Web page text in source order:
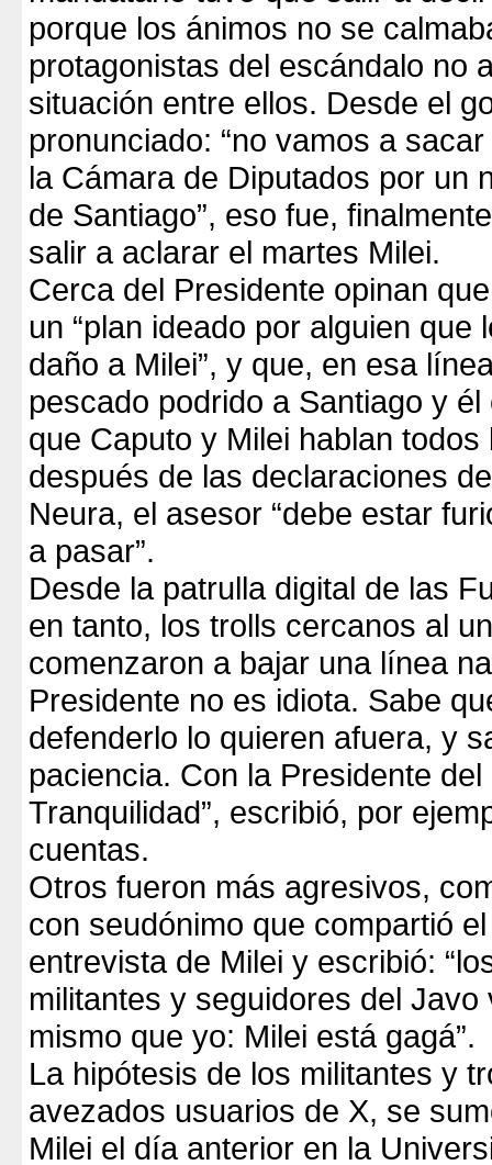
porque los ánimos no se
protagonistas del escándalo no
situación entre ellos. Desde el
pronunciado: “no vamos a
la Cámara de Diputados por un
de Santiago”, eso fue,
salir a aclarar el martes Milei.
Cerca del Presidente opinan
un “plan ideado por alguien que
daño a Milei”, y que, en esa
pescado podrido a Santiago y él
que Caputo y Milei hablan
después de las declaraciones
Neura, el asesor “debe estar
a pasar”.
Desde la patrulla digital de las
en tanto, los trolls cercanos al
comenzaron a bajar una línea
Presidente no es idiota. Sabe
defenderlo lo quieren afuera, y
paciencia. Con la Presidente
Tranquilidad”, escribió, por
cuentas.
Otros fueron más agresivos,
con seudónimo que compartió
entrevista de Milei y escribió:
militantes y seguidores del Javo
mismo que yo: Milei está gagá”.
La hipótesis de los militantes y
avezados usuarios de X, se
Milei el día anterior en la